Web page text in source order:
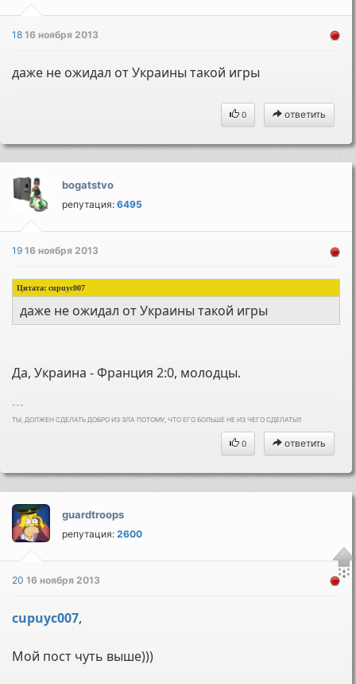
1816 ноября 2013
даже не ожидал от Украины такой игры
0 ответить
bogatstvo
репутация:6495
1916 ноября 2013
Цитата:cupuyc007
даже не ожидал от Украины такой игры
Да, Украина - Франция 2:0, молодцы.
---
ТЫ, ДОЛЖЕН СДЕЛАТЬ ДОБРО ИЗ ЗЛА ПОТОМУ, ЧТО ЕГО БОЛЬШЕ НЕ ИЗ ЧЕГО СДЕЛАТЬ!!!
0 ответить
guardtroops
репутация:2600
2016 ноября 2013
cupuyc007,
Мой пост чуть выше)))